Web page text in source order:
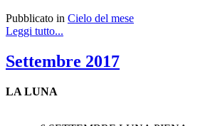
Pubblicato in Cielo del mese
Leggi tutto...
Settembre 2017
LA LUNA